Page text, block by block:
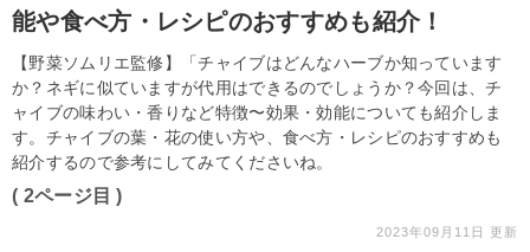
能や食べ方・レシピのおすすめも紹介！
【野菜ソムリエ監修】「チャイブはどんなハーブか知っています
か？ネギに似ていますが代用はできるのでしょうか？今回は、チ
ャイブの味わい・香りなど特徴〜効果・効能についても紹介しま
す。チャイブの葉・花の使い方や、食べ方・レシピのおすすめも
紹介するので参考にしてみてくださいね。
( 2ページ目 )
2023年09月11日 更新